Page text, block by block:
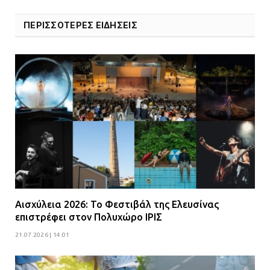
επεμβάσεων
ΔΗΜΟΣ ΜΑΝΔΡΑΣ ΕΙΔΥΛΛΙΑΣ: Δύο
νέα πολυδύναμα οχήματα 4×4
ενισχύουν την Πολιτική Προστασία
08.07.2026 | 09:40
Ομάδα ατόμων επιτέθηκε με
ρόπαλα και μαχαίρια σε δύο
ανήλικους
η αστυνομία – Λογάριασαν χωρίς
ΠΕΡΙΣΣΟΤΕΡΕΣ ΕΙΔΗΣΕΙΣ
Αισχύλεια 2026: Το Φεστιβάλ της Ελευσίνας
επιστρέφει στον Πολυχώρο ΙΡΙΣ
21.07.2026 | 14:01